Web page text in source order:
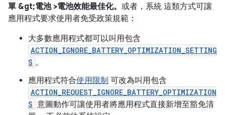
單 &gt;電池 >電池效能最佳化。 或者，系統 這類方式可讓
應用程式要求使用者免受政策規範：
大多數應用程式都可以叫用包含
ACTION_IGNORE_BATTERY_OPTIMIZATION_SETTING
S 。
應用程式符合使用限制 可改為叫用包含
ACTION_REQUEST_IGNORE_BATTERY_OPTIMIZATION
S 意圖動作可讓使用者將應用程式直接新增至豁免清